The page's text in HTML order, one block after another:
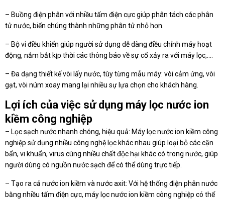
– Buồng điện phân với nhiều tấm điện cực giúp phân tách các phân
tử nước, biến chúng thành những phân tử nhỏ hơn.
– Bộ vi điều khiển giúp người sử dụng dễ dàng điều chỉnh máy hoạt
động, nắm bắt kịp thời các thông báo về sự cố xảy ra với máy lọc,….
– Đa dạng thiết kế vòi lấy nước, tùy từng mẫu máy: vòi cảm ứng, vòi
gạt, vòi núm xoay mang lại nhiều sự lựa chọn cho khách hàng.
Lợi ích của việc sử dụng máy lọc nước ion
kiềm công nghiệp
– Lọc sạch nước nhanh chóng, hiệu quả: Máy lọc nước ion kiềm công
nghiệp sử dụng nhiều công nghệ lọc khác nhau giúp loại bỏ các cặn
bẩn, vi khuẩn, virus cùng nhiều chất độc hại khác có trong nước, giúp
người dùng có nguồn nước sạch để có thể dùng trực tiếp.
– Tạo ra cả nước ion kiềm và nước axit: Với hệ thống điện phân nước
bằng nhiều tấm điện cực, máy lọc nước ion kiềm công nghiệp có thể